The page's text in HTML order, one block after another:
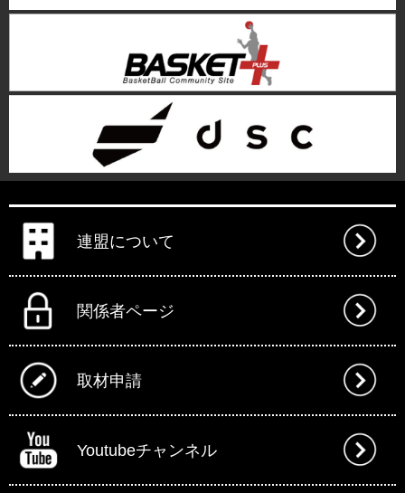
連盟について
関係者ページ
取材申請
Youtubeチャンネル